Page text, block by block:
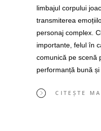
limbajul corpului
transmiterea
personaj complex.
importante, felul în
comunică pe scenă
performanță bună
CITEȘTE